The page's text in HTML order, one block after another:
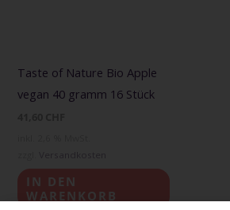
Taste of Nature Bio Apple
vegan 40 gramm 16 Stück
IN DEN
WARENKORB